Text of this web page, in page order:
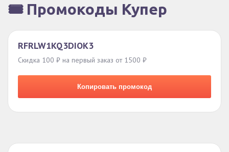
🎟️ Промокоды Купер
RFRLW1KQ3DIOK3
Скидка 100 ₽ на первый заказ от 1500 ₽
Копировать промокод